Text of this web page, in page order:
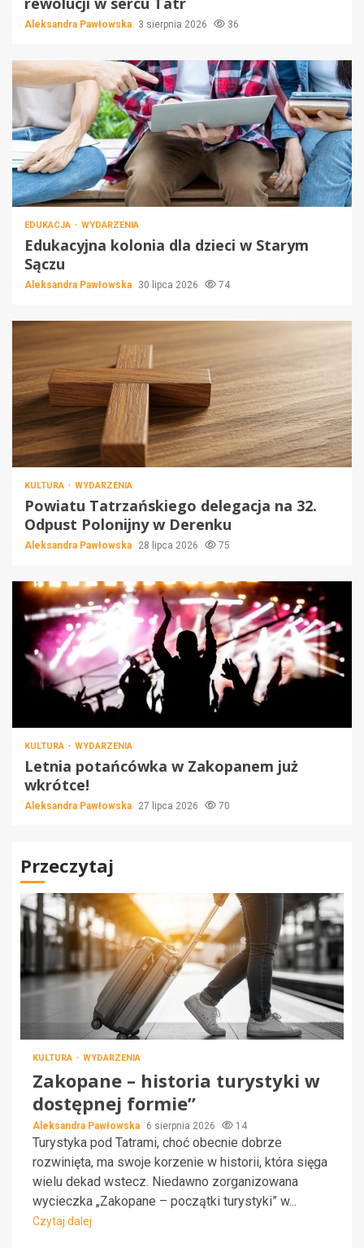
Aleksandra Pawłowska 3 sierpnia 2026 36
EDUKACJA WYDARZENIA
Edukacyjna kolonia dla dzieci w Starym
Sączu
Aleksandra Pawłowska 30 lipca 2026 74
KULTURA WYDARZENIA
Powiatu Tatrzańskiego delegacja na 32.
Odpust Polonijny w Derenku
Aleksandra Pawłowska 28 lipca 2026 75
KULTURA WYDARZENIA
Letnia potańcówka w Zakopanem już
wkrótce!
Aleksandra Pawłowska 27 lipca 2026 70
Przeczytaj
KULTURA WYDARZENIA
Zakopane – historia turystyki w
dostępnej formie”
Aleksandra Pawłowska 6 sierpnia 2026 14
Turystyka pod Tatrami, choć obecnie dobrze
rozwinięta, ma swoje korzenie w historii, która sięga
wielu dekad wstecz. Niedawno zorganizowana
wycieczka „Zakopane – początki turystyki” w...
Czytaj dalej